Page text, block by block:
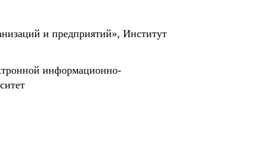
и предприятий», Институт
информационно-